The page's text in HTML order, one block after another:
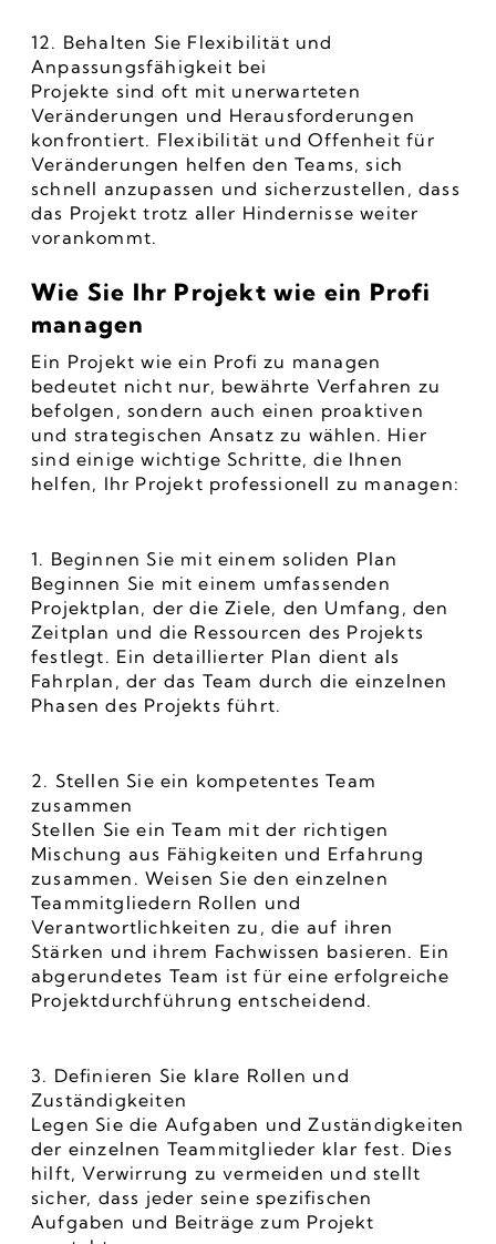
12. Behalten Sie Flexibilität und
Anpassungsfähigkeit bei
Projekte sind oft mit unerwarteten
Veränderungen und Herausforderungen
konfrontiert. Flexibilität und Offenheit für
Veränderungen helfen den Teams, sich
schnell anzupassen und sicherzustellen, dass
das Projekt trotz aller Hindernisse weiter
vorankommt.
Wie Sie Ihr Projekt wie ein Profi
managen
Ein Projekt wie ein Profi zu managen
bedeutet nicht nur, bewährte Verfahren zu
befolgen, sondern auch einen proaktiven
und strategischen Ansatz zu wählen. Hier
sind einige wichtige Schritte, die Ihnen
helfen, Ihr Projekt professionell zu managen:
1. Beginnen Sie mit einem soliden Plan
Beginnen Sie mit einem umfassenden
Projektplan, der die Ziele, den Umfang, den
Zeitplan und die Ressourcen des Projekts
festlegt. Ein detaillierter Plan dient als
Fahrplan, der das Team durch die einzelnen
Phasen des Projekts führt.
2. Stellen Sie ein kompetentes Team
zusammen
Stellen Sie ein Team mit der richtigen
Mischung aus Fähigkeiten und Erfahrung
zusammen. Weisen Sie den einzelnen
Teammitgliedern Rollen und
Verantwortlichkeiten zu, die auf ihren
Stärken und ihrem Fachwissen basieren. Ein
abgerundetes Team ist für eine erfolgreiche
Projektdurchführung entscheidend.
3. Definieren Sie klare Rollen und
Zuständigkeiten
Legen Sie die Aufgaben und Zuständigkeiten
der einzelnen Teammitglieder klar fest. Dies
hilft, Verwirrung zu vermeiden und stellt
sicher, dass jeder seine spezifischen
Aufgaben und Beiträge zum Projekt